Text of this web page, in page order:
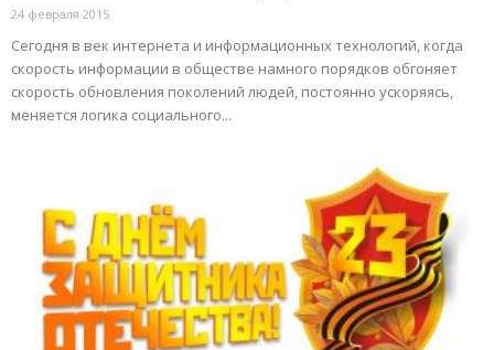
24 февраля 2015
Сегодня в век интернета и информационных технологий, когда
скорость информации в обществе намного порядков обгоняет
скорость обновления поколений людей, постоянно ускоряясь,
меняется логика социального...